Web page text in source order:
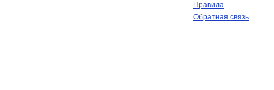
Правила
Обратная связь